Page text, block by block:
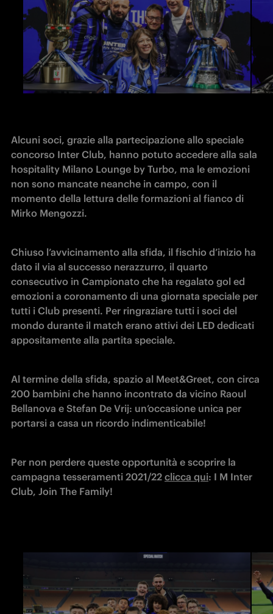
Alcuni soci, grazie alla partecipazione allo speciale
concorso Inter Club, hanno potuto accedere alla sala
hospitality Milano Lounge by Turbo, ma le emozioni
non sono mancate neanche in campo, con il
momento della lettura delle formazioni al fianco di
Mirko Mengozzi.
Chiuso l’avvicinamento alla sfida, il fischio d’inizio ha
dato il via al successo nerazzurro, il quarto
consecutivo in Campionato che ha regalato gol ed
emozioni a coronamento di una giornata speciale per
tutti i Club presenti. Per ringraziare tutti i soci del
mondo durante il match erano attivi dei LED dedicati
appositamente alla partita speciale.
Al termine della sfida, spazio al Meet&Greet, con circa
200 bambini che hanno incontrato da vicino Raoul
Bellanova e Stefan De Vrij: un’occasione unica per
portarsi a casa un ricordo indimenticabile!
Per non perdere queste opportunità e scoprire la
campagna tesseramenti 2021/22 clicca qui: I M Inter
Club, Join The Family!